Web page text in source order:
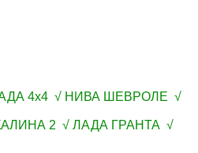
4х4 √ НИВА ШЕВРОЛЕ √
2 √ ЛАДА ГРАНТА √